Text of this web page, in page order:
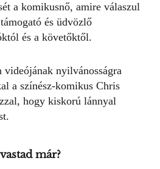
a komikusnő, amire válaszul
és üdvözlő
és a követőktől.
videójának nyilvánosságra
a színész-komikus Chris
hogy kiskorú lánnyal
már?